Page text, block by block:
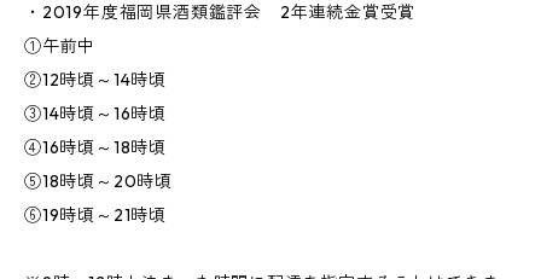
・2019年度福岡県酒類鑑評会 2年連続金賞受賞
①午前中
②12時頃～14時頃
③14時頃～16時頃
④16時頃～18時頃
⑤18時頃～20時頃
⑥19時頃～21時頃